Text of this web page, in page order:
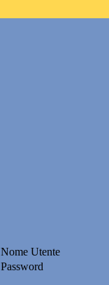
Nome Utente
Password